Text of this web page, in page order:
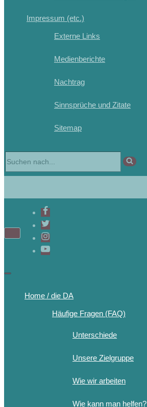
Impressum (etc.)
Externe Links
Medienberichte
Nachtrag
Sinnsprüche und Zitate
Sitemap
Navigations-
Navigations-
Home / die DA
Häufige Fragen (FAQ)
Unterschiede
Unsere Zielgruppe
Wie wir arbeiten
Wie kann man helfen?